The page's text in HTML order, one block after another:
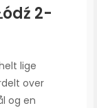
2-
lige
over
og en